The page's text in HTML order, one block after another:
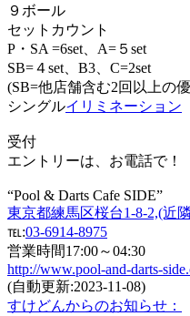
９ボール
セットカウント
P・SA =6set、A=５set
SB=４set、B3、C=2set
(SB=他店舗含む2回以上の
シングルイリミネーション
受付
エントリーは、お電話で！
“Pool & Darts Cafe SIDE”
東京都練馬区桜台1-8-2,(近
℡:03-6914-8975
営業時間17:00～04:30
http://www.pool-and-darts-
(自動更新:2023-11-08)
すけどんからのお知らせ：